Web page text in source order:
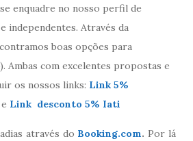
enquadre no nosso perfil de
independentes. Através da
boas opções para
Ambas com excelentes propostas e
os nossos links: Link 5%
e Link desconto 5% Iati
através do Booking.com. Por lá